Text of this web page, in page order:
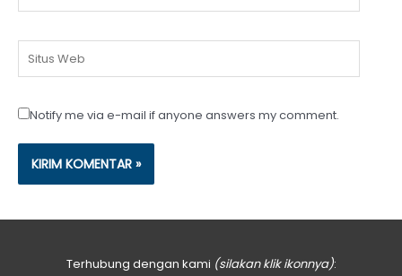
Web
Notify me via e-mail if anyone answers my comment.
Terhubung dengan kami (silakan klik ikonnya):